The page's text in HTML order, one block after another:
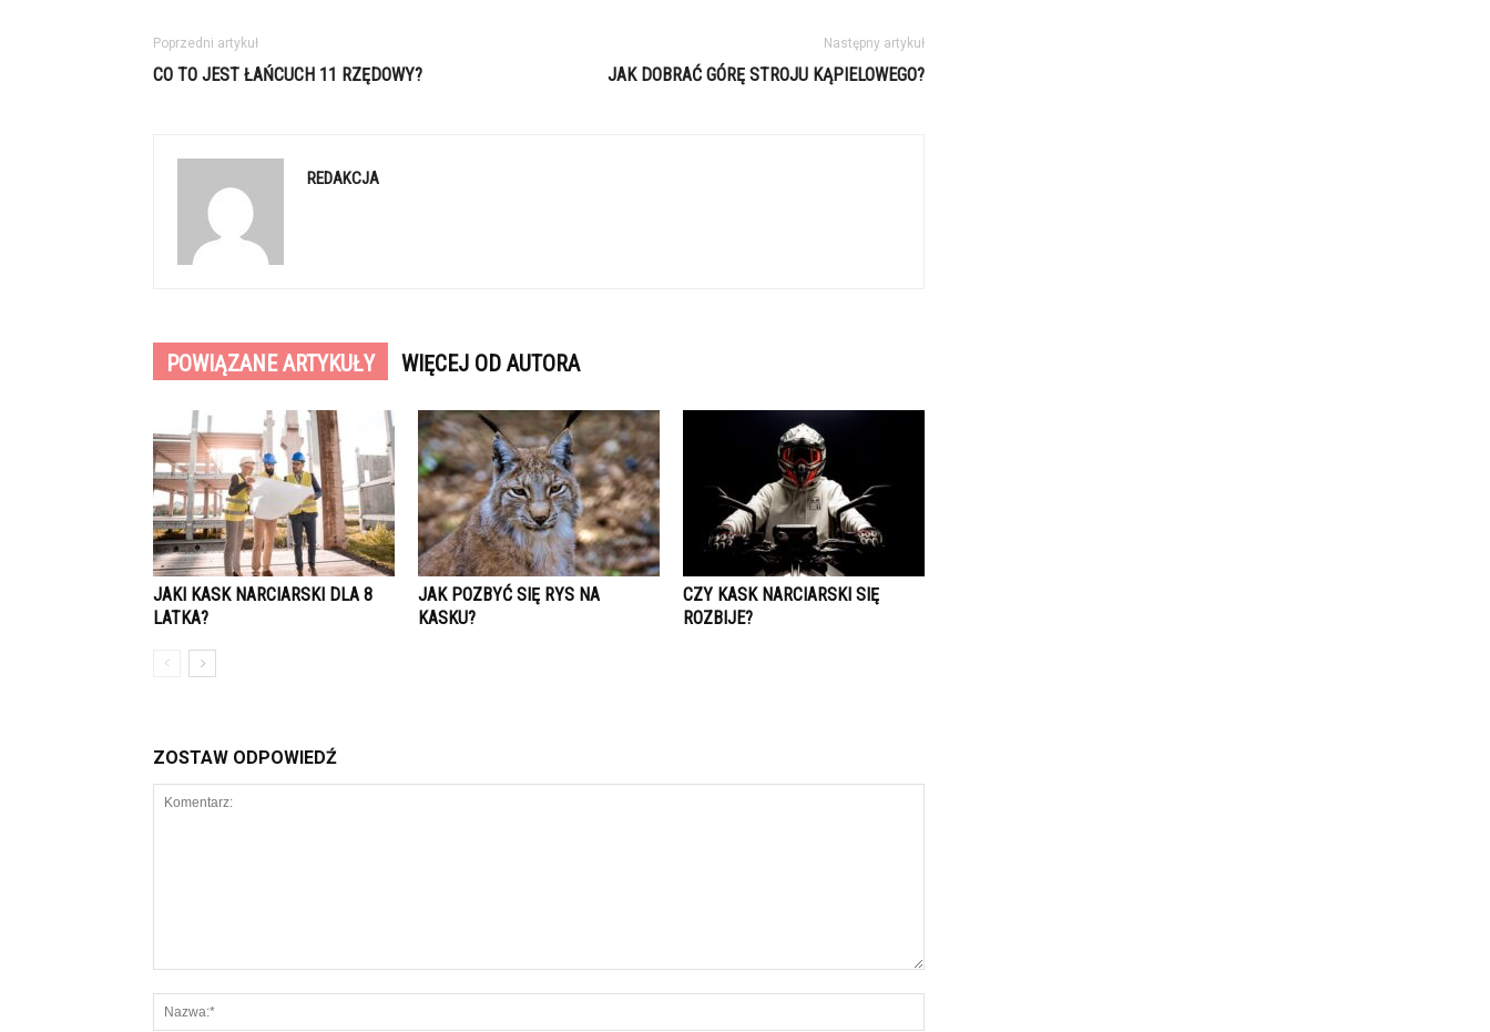
Poprzedni artykuł
CO TO JEST ŁAŃCUCH 11 RZĘDOWY?
Następny artykuł
JAK DOBRAĆ GÓRĘ STROJU KĄPIELOWEGO?
REDAKCJA
POWIĄZANE ARTYKUŁY WIĘCEJ OD AUTORA
JAKI KASK NARCIARSKI DLA 8
LATKA?
JAK POZBYĆ SIĘ RYS NA
KASKU?
CZY KASK NARCIARSKI SIĘ
ROZBIJE?
ZOSTAW ODPOWIEDŹ